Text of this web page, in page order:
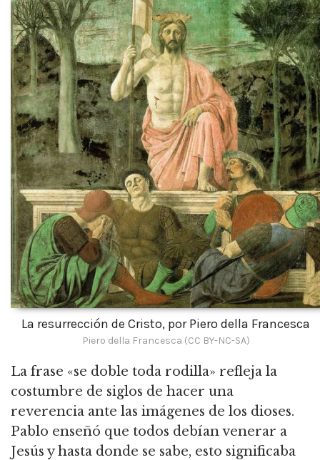
La resurrección de Cristo, por Piero della Francesca
Piero della Francesca (CC BY-NC-SA)
La frase «se doble toda rodilla» refleja la
costumbre de siglos de hacer una
reverencia ante las imágenes de los dioses.
Pablo enseñó que todos debían venerar a
Jesús y hasta donde se sabe, esto significaba